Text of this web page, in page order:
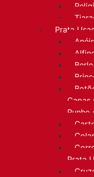
Prata
Capas
Punho
Prata